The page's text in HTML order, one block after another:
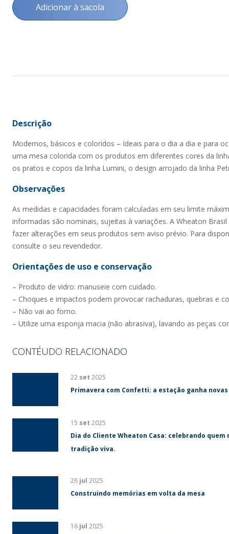
Adicionar à sacola
Descrição
Modernos, básicos e coloridos – Ideais para o dia a dia e para
uma mesa colorida com os produtos em diferentes cores da
os pratos e copos da linha Lumini, o design arrojado da linha
Observações
As medidas e capacidades foram calculadas em seu limite
informadas são nominais, sujeitas à variações. A Wheaton
fazer alterações em seus produtos sem aviso prévio. Para
consulte o seu revendedor.
Orientações de uso e conservação
– Produto de vidro: manuseie com cuidado.
– Choques e impactos podem provocar rachaduras, quebras e
– Não vai ao forno.
– Utilize uma esponja macia (não abrasiva), lavando as peças
CONTÉUDO RELACIONADO
22 set 2025
Primavera com Confetti: a estação ganha
15 set 2025
Dia do Cliente Wheaton Casa: celebrando
tradição viva.
26 jul 2025
Construindo memórias em volta da mesa
16 jul 2025